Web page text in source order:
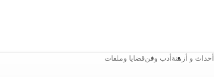
قضايا وملفاتأدب وفنأحداث و أزمنة